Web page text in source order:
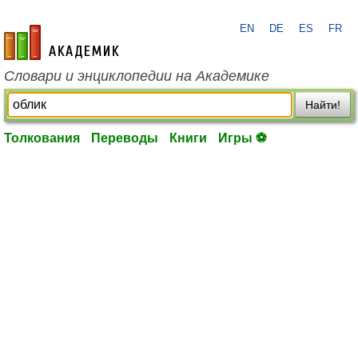
academic.ru
EN DE ES FR
Словари и энциклопедии на Академике
Найти!
Толкования Переводы Книги Игры ⚽